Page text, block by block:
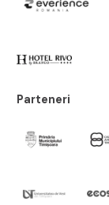
Parteneri